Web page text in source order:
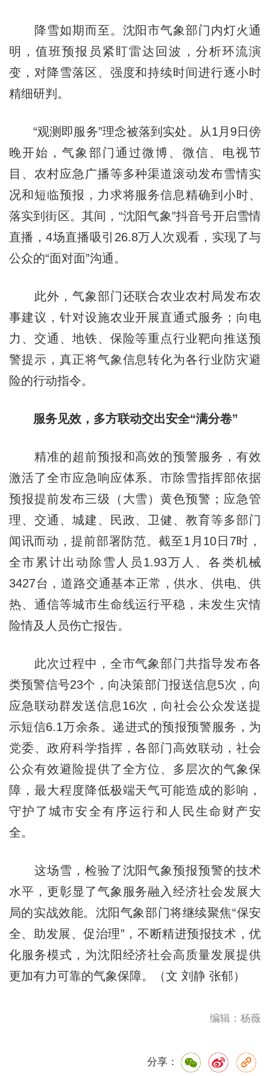
降雪如期而至。沈阳市气象部门内灯火通
明，值班预报员紧盯雷达回波，分析环流演
变，对降雪落区、强度和持续时间进行逐小时
精细研判。
“观测即服务”理念被落到实处。从1月9日傍
晚开始，气象部门通过微博、微信、电视节
目、农村应急广播等多种渠道滚动发布雪情实
况和短临预报，力求将服务信息精确到小时、
落实到街区。其间，“沈阳气象”抖音号开启雪情
直播，4场直播吸引26.8万人次观看，实现了与
公众的“面对面”沟通。
此外，气象部门还联合农业农村局发布农
事建议，针对设施农业开展直通式服务；向电
力、交通、地铁、保险等重点行业靶向推送预
警提示，真正将气象信息转化为各行业防灾避
险的行动指令。
服务见效，多方联动交出安全“满分卷”
精准的超前预报和高效的预警服务，有效
激活了全市应急响应体系。市除雪指挥部依据
预报提前发布三级（大雪）黄色预警；应急管
理、交通、城建、民政、卫健、教育等多部门
闻讯而动，提前部署防范。截至1月10日7时，
全市累计出动除雪人员1.93万人、各类机械
3427台，道路交通基本正常，供水、供电、供
热、通信等城市生命线运行平稳，未发生灾情
险情及人员伤亡报告。
此次过程中，全市气象部门共指导发布各
类预警信号23个，向决策部门报送信息5次，向
应急联动群发送信息16次，向社会公众发送提
示短信6.1万余条。递进式的预报预警服务，为
党委、政府科学指挥，各部门高效联动，社会
公众有效避险提供了全方位、多层次的气象保
障，最大程度降低极端天气可能造成的影响，
守护了城市安全有序运行和人民生命财产安
全。
这场雪，检验了沈阳气象预报预警的技术
水平，更彰显了气象服务融入经济社会发展大
局的实战效能。沈阳气象部门将继续聚焦“保安
全、助发展、促治理”，不断精进预报技术，优
化服务模式，为沈阳经济社会高质量发展提供
更加有力可靠的气象保障。（文 刘静 张郁）
编辑：杨薇
分享：